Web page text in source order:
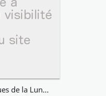
Ledroit - Chroniques de la Lune Noire - T3 P9